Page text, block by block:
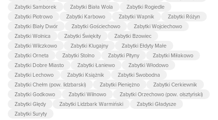
Zabytki Samborek
Zabytki Biała Wola
Zabytki Rogiedle
Zabytki Piotrowo
Zabytki Karbowo Zabytki Wapnik
Zabytki Różyn
Zabytki Biały Dwór
Zabytki Gościechowo
Zabytki Wojciechowo
Zabytki Wolnica
Zabytki Świękity
Zabytki Bzowiec
Zabytki Wilczkowo
Zabytki Klugajny
Zabytki Ełdyty Małe
Zabytki Orneta
Zabytki Stolno Zabytki Pityny
Zabytki Miłakowo
Zabytki Dobre Miasto
Zabytki Łaniewo
Zabytki Włodowo
Zabytki Lechowo
Zabytki Książnik
Zabytki Swobodna
Zabytki Chełm (pow. lidzbarski)
Zabytki Pieniężno
Zabytki Cerkiewnik
Zabytki Godkowo
Zabytki Wilnowo
Zabytki Orzechowo (pow. olsztyński)
Zabytki Ględy
Zabytki Lidzbark Warmiński
Zabytki Gładysze
Zabytki Suryty